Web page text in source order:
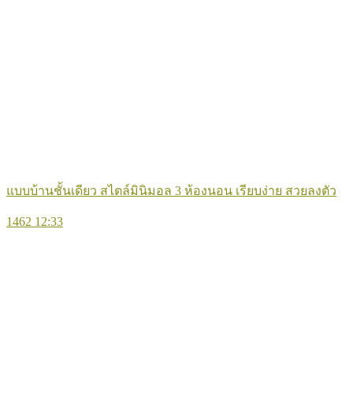
แบบบ้านชั้นเดียว สไตล์มินิมอล 3 ห้องนอน เรียบง่าย สวยลงตัว
1462 12:33